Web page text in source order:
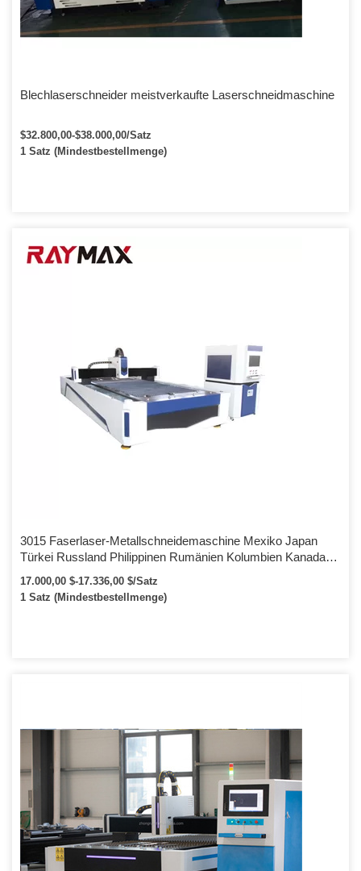
Blechlaserschneider meistverkaufte Laserschneidmaschine
$32.800,00-$38.000,00/Satz
1 Satz (Mindestbestellmenge)
3015 Faserlaser-Metallschneidemaschine Mexiko Japan
Türkei Russland Philippinen Rumänien Kolumbien Kanada
Australien Ägypten 1500w
17.000,00 $-17.336,00 $/Satz
1 Satz (Mindestbestellmenge)